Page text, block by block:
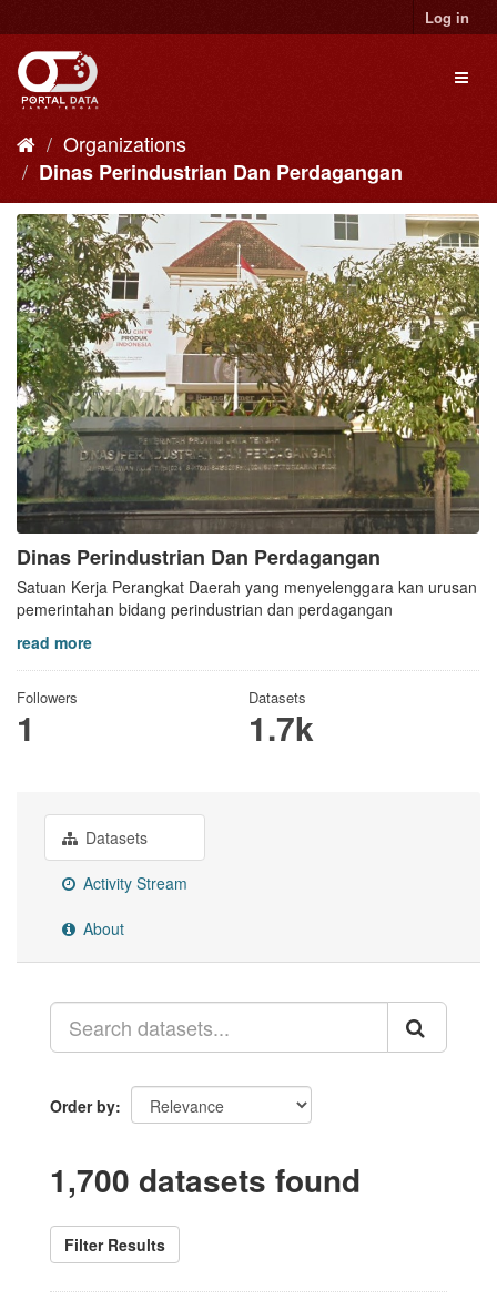
to
content
Log in
Organizations
Dinas Perindustrian Dan Perdagangan
Dinas Perindustrian Dan Perdagangan
Satuan Kerja Perangkat Daerah yang menyelenggara kan urusan
pemerintahan bidang perindustrian dan perdagangan
read more
Followers
1
Datasets
1.7k
Datasets
Activity Stream
About
Order by
1,700 datasets found
Filter Results